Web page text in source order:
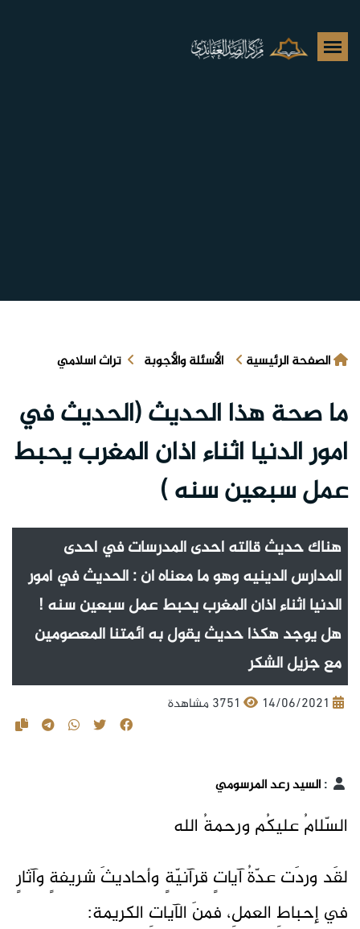
الصفحة الرئيسية الأسئلة والأجوبة تراث اسلامي
ما صحة هذا الحديث (الحديث في
امور الدنيا اثناء اذان المغرب يحبط
عمل سبعين سنه )
هناك حديث قالته احدى المدرسات في احدى
المدارس الدينيه وهو ما معناه ان : الحديث في امور
الدنيا اثناء اذان المغرب يحبط عمل سبعين سنه !
هل يوجد هكذا حديث يقول به ائمتنا المعصومين
مع جزيل الشكر
14/06/2021 3751 مشاهدة
:السيد رعد المرسومي
السّلامُ عليكُم ورحمةُ الله
لقَد وردَت عدّةُ آياتٍ قرآنيّةٍ وأحاديثَ شريفةٍ وآثارٍ
في إحباطِ العملِ، فمنَ الآياتِ الكريمة: